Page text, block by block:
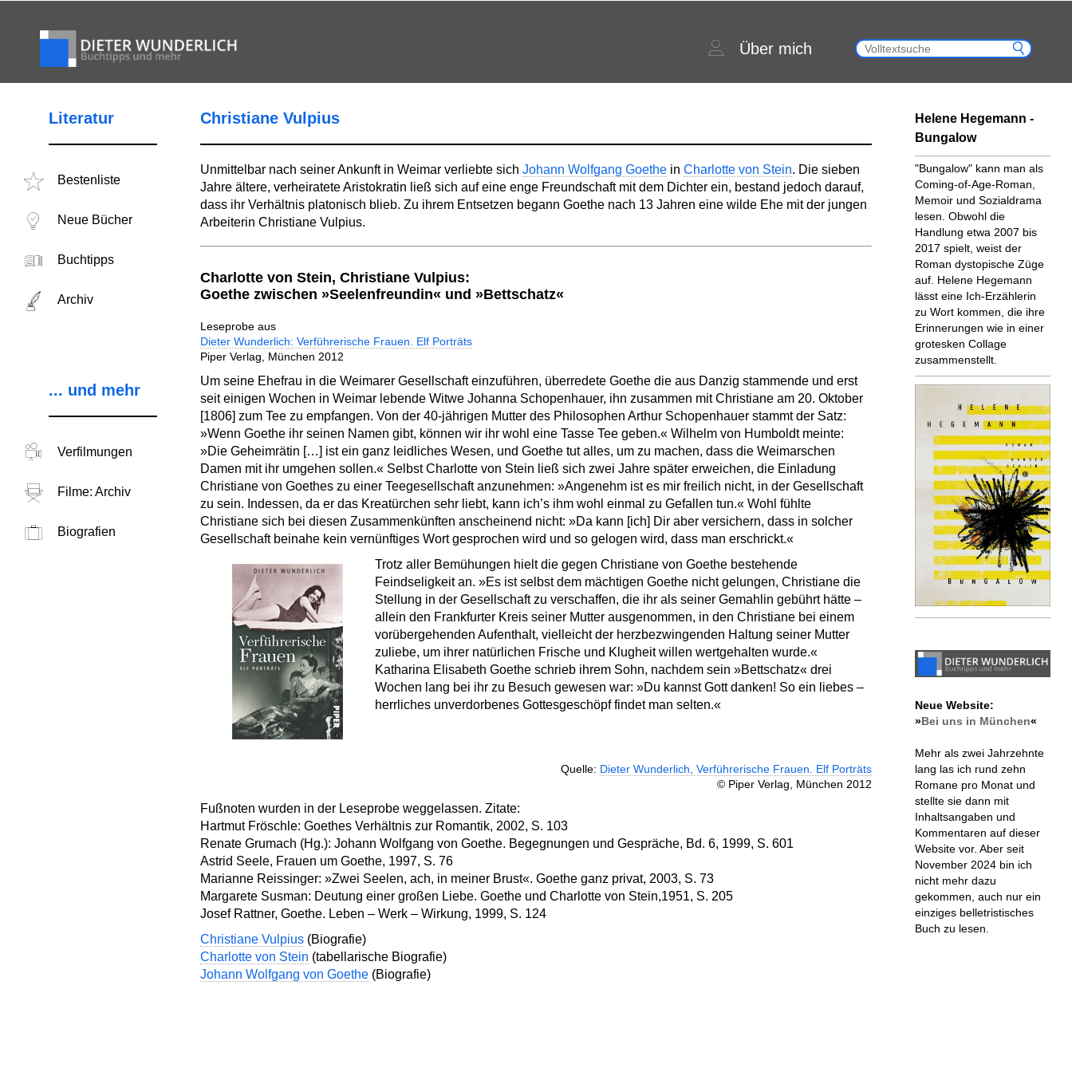
Über mich
Literatur
Bestenliste
Neue Bücher
Buchtipps
Archiv
... und mehr
Verfilmungen
Filme: Archiv
Biografien
Christiane Vulpius
Unmittelbar nach seiner Ankunft in Weimar verliebte sich Johann Wolfgang Goethein Charlotte von Stein. Die sieben
Jahre ältere, verheiratete Aristokratin ließ sich auf eine enge Freundschaft mit dem Dichter ein, bestand jedoch darauf,
dass ihr Verhältnis platonisch blieb. Zu ihrem Entsetzen begann Goethe nach 13 Jahren eine wilde Ehe mit der jungen
Arbeiterin Christiane Vulpius.
Charlotte von Stein, Christiane Vulpius:
Goethe zwischen »Seelenfreundin« und »Bettschatz«
Leseprobe aus
Dieter Wunderlich: Verführerische Frauen. Elf Porträts
Piper Verlag, München 2012
Um seine Ehefrau in die Weimarer Gesellschaft einzuführen, überredete Goethe die aus Danzig stammende und erst
seit einigen Wochen in Weimar lebende Witwe Johanna Schopenhauer, ihn zusammen mit Christiane am 20. Oktober
[1806] zum Tee zu empfangen. Von der 40-jährigen Mutter des Philosophen Arthur Schopenhauer stammt der Satz:
»Wenn Goethe ihr seinen Namen gibt, können wir ihr wohl eine Tasse Tee geben.« Wilhelm von Humboldt meinte:
»Die Geheimrätin […] ist ein ganz leidliches Wesen, und Goethe tut alles, um zu machen, dass die Weimarschen
Damen mit ihr umgehen sollen.« Selbst Charlotte von Stein ließ sich zwei Jahre später erweichen, die Einladung
Christiane von Goethes zu einer Teegesellschaft anzunehmen: »Angenehm ist es mir freilich nicht, in der Gesellschaft
zu sein. Indessen, da er das Kreatürchen sehr liebt, kann ich’s ihm wohl einmal zu Gefallen tun.« Wohl fühlte
Christiane sich bei diesen Zusammenkünften anscheinend nicht: »Da kann [ich] Dir aber versichern, dass in solcher
Gesellschaft beinahe kein vernünftiges Wort gesprochen wird und so gelogen wird, dass man erschrickt.«
Trotz aller Bemühungen hielt die gegen Christiane von Goethe bestehende
Feindseligkeit an. »Es ist selbst dem mächtigen Goethe nicht gelungen, Christiane die
Stellung in der Gesellschaft zu verschaffen, die ihr als seiner Gemahlin gebührt hätte –
allein den Frankfurter Kreis seiner Mutter ausgenommen, in den Christiane bei einem
vorübergehenden Aufenthalt, vielleicht der herzbezwingenden Haltung seiner Mutter
zuliebe, um ihrer natürlichen Frische und Klugheit willen wertgehalten wurde.«
Katharina Elisabeth Goethe schrieb ihrem Sohn, nachdem sein »Bettschatz« drei
Wochen lang bei ihr zu Besuch gewesen war: »Du kannst Gott danken! So ein liebes –
herrliches unverdorbenes Gottesgeschöpf findet man selten.«
Quelle: Dieter Wunderlich, Verführerische Frauen. Elf Porträts
© Piper Verlag, München 2012
Fußnoten wurden in der Leseprobe weggelassen. Zitate:
Hartmut Fröschle: Goethes Verhältnis zur Romantik, 2002, S. 103
Renate Grumach (Hg.): Johann Wolfgang von Goethe. Begegnungen und Gespräche, Bd. 6, 1999, S. 601
Astrid Seele, Frauen um Goethe, 1997, S. 76
Marianne Reissinger: »Zwei Seelen, ach, in meiner Brust«. Goethe ganz privat, 2003, S. 73
Margarete Susman: Deutung einer großen Liebe. Goethe und Charlotte von Stein,1951, S. 205
Josef Rattner, Goethe. Leben – Werk – Wirkung, 1999, S. 124
Christiane Vulpius(Biografie)
Charlotte von Stein (tabellarische Biografie)
Johann Wolfgang von Goethe(Biografie)
Helene Hegemann -
Bungalow
"Bungalow" kann man als
Coming-of-Age-Roman,
Memoir und Sozialdrama
lesen. Obwohl die
Handlung etwa 2007 bis
2017 spielt, weist der
Roman dystopische Züge
auf. Helene Hegemann
lässt eine Ich-Erzählerin
zu Wort kommen, die ihre
Erinnerungen wie in einer
grotesken Collage
zusammenstellt.
Neue Website:
»Bei uns in München«
Mehr als zwei Jahrzehnte
lang las ich rund zehn
Romane pro Monat und
stellte sie dann mit
Inhaltsangaben und
Kommentaren auf dieser
Website vor. Aber seit
November 2024 bin ich
nicht mehr dazu
gekommen, auch nur ein
einziges belletristisches
Buch zu lesen.